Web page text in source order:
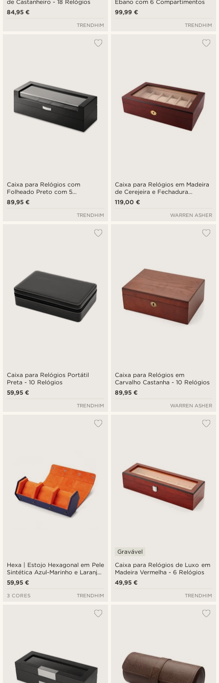
de Castanheiro - 18 Relógios
84,95 €
TRENDHIM
Ébano com 6 Compartimentos
99,99 €
TRENDHIM
Caixa para Relógios com
Folheado Preto com 5
Compartimentos
89,95 €
TRENDHIM
Caixa para Relógios em Madeira
de Cerejeira e Fechadura
Dourada - 12 relógios
119,00 €
WARREN ASHER
Caixa para Relógios Portátil
Preta - 10 Relógios
59,95 €
TRENDHIM
Caixa para Relógios em
Carvalho Castanha - 10 Relógios
89,95 €
WARREN ASHER
Hexa | Estojo Hexagonal em Pele
Sintética Azul-Marinho e Laranja
- 3 Relógios
59,95 €
3 CORES TRENDHIM
Caixa para Relógios de Luxo em
Madeira Vermelha - 6 Relógios
Gravável
49,95 €
TRENDHIM